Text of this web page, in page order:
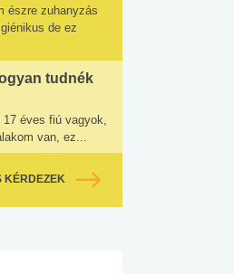
észre zuhanyzás
de ez
tudnék
éves fiú vagyok,
van, ez...
KÉRDEZEK